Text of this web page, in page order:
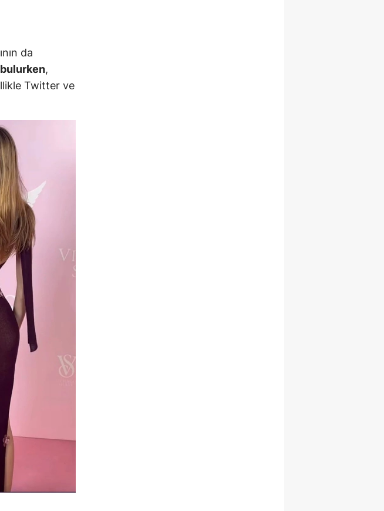
da
bulurken,
Twitter ve